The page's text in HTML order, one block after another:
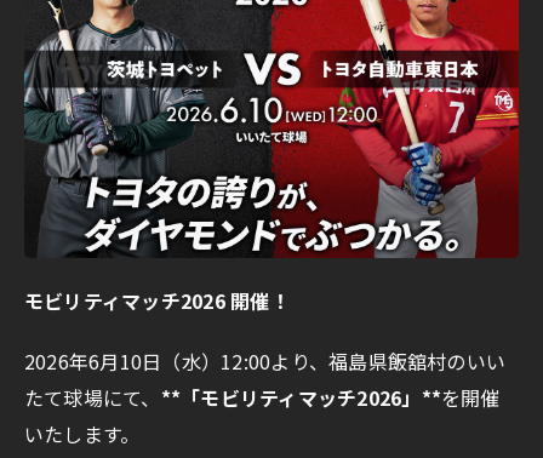
モビリティマッチ2026 開催！
2026年6月10日（水）12:00より、福島県飯舘村のいい
たて球場にて、 **「モビリティマッチ2026」**を開催
いたします。